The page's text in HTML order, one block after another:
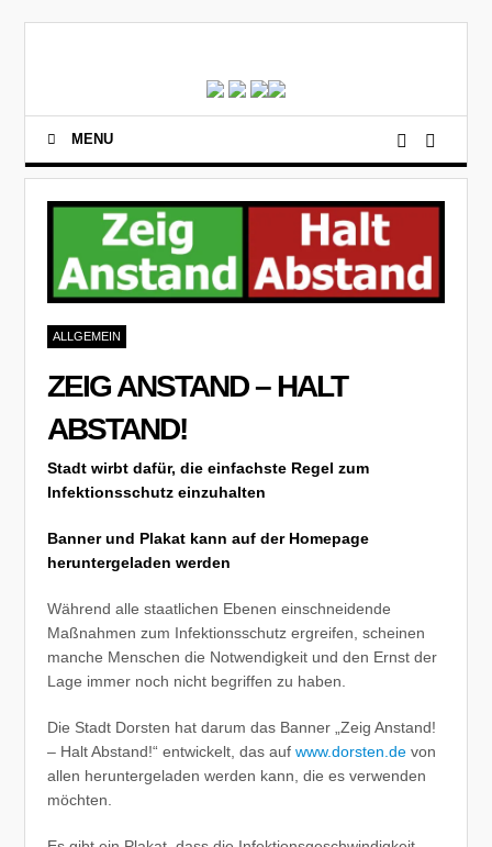
MENU
ALLGEMEIN
ZEIG ANSTAND – HALT
ABSTAND!
Stadt wirbt dafür, die einfachste Regel zum
Infektionsschutz einzuhalten
Banner und Plakat kann auf der Homepage
heruntergeladen werden
Während alle staatlichen Ebenen einschneidende
Maßnahmen zum Infektionsschutz ergreifen, scheinen
manche Menschen die Notwendigkeit und den Ernst der
Lage immer noch nicht begriffen zu haben.
Die Stadt Dorsten hat darum das Banner „Zeig Anstand!
– Halt Abstand!“ entwickelt, das aufwww.dorsten.de von
allen heruntergeladen werden kann, die es verwenden
möchten.